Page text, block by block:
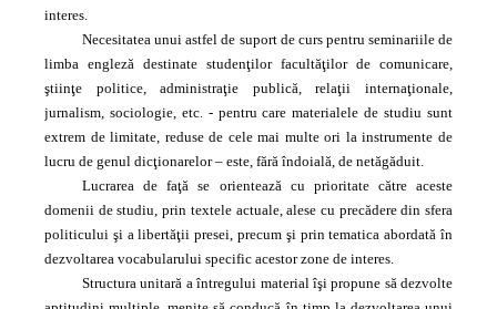
interes.
Necesitatea unui astfel de suport de curs pentru seminariile de
limba engleză destinate studenţilor facultăţilor de comunicare,
ştiinţe politice, administraţie publică, relaţii internaţionale,
jurnalism, sociologie, etc. ‑ pentru care materialele de studiu sunt
extrem de limitate, reduse de cele mai multe ori la instrumente de
lucru de genul dicţionarelor – este, fără îndoială, de netăgăduit.
Lucrarea de faţă se orientează cu prioritate către aceste
domenii de studiu, prin textele actuale, alese cu precădere din sfera
politicului şi a libertăţii presei, precum şi prin tematica abordată în
dezvoltarea vocabularului specific acestor zone de interes.
Structura unitară a întregului material îşi propune să dezvolte